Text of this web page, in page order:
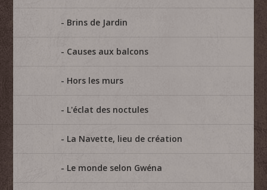
Brins de Jardin
Causes aux balcons
Hors les murs
L'éclat des noctules
La Navette, lieu de création
Le monde selon Gwéna